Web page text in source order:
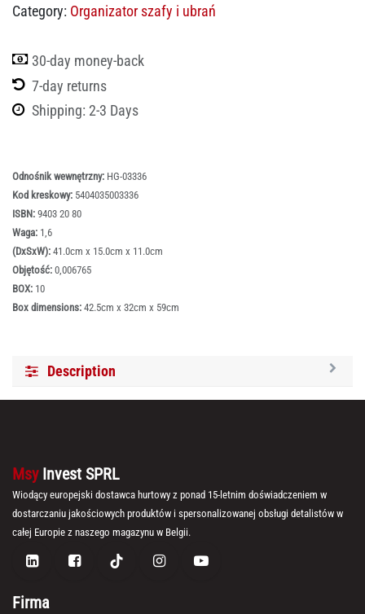
Category: Organizator szafy i ubrań
30-day money-back
7-day returns
Shipping: 2-3 Days
Odnośnik wewnętrzny: HG-03336
Kod kreskowy: 5404035003336
ISBN: 9403 20 80
Waga: 1,6
(DxSxW): 41.0cm x 15.0cm x 11.0cm
Objętość: 0,006765
BOX: 10
Box dimensions: 42.5cm x 32cm x 59cm
Description
Msy Invest SPRL
Wiodący europejski dostawca hurtowy z ponad 15-letnim doświadczeniem w
dostarczaniu jakościowych produktów i spersonalizowanej obsługi detalistów w
całej Europie z naszego magazynu w Belgii.
Firma